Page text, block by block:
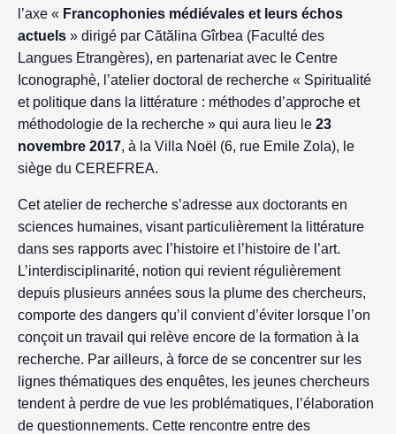
l’axe « Francophonies médiévales et leurs échos
actuels » dirigé par Cătălina Gîrbea (Faculté des
Langues Etrangères), en partenariat avec le Centre
Iconographè, l’atelier doctoral de recherche « Spiritualité
et politique dans la littérature : méthodes d’approche et
méthodologie de la recherche » qui aura lieu le 23
novembre 2017, à la Villa Noël (6, rue Emile Zola), le
siège du CEREFREA.
Cet atelier de recherche s’adresse aux doctorants en
sciences humaines, visant particulièrement la littérature
dans ses rapports avec l’histoire et l’histoire de l’art.
L’interdisciplinarité, notion qui revient régulièrement
depuis plusieurs années sous la plume des chercheurs,
comporte des dangers qu’il convient d’éviter lorsque l’on
conçoit un travail qui relève encore de la formation à la
recherche. Par ailleurs, à force de se concentrer sur les
lignes thématiques des enquêtes, les jeunes chercheurs
tendent à perdre de vue les problématiques, l’élaboration
de questionnements. Cette rencontre entre des